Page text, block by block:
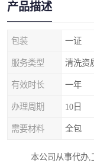
产品描述
包装 一证
服务类型 清洗资
有效时长 一年
办理周期 10日
需要材料 全包
本公司从事代办,